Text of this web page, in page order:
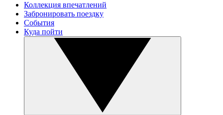
Коллекция впечатлений
Забронировать поездку
События
Куда пойти